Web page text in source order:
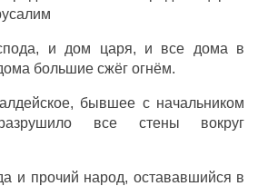
и дом царя, и все дома в
большие сжёг огнём.
бывшее с начальником
разрушило все стены вокруг
и прочий народ, остававшийся в